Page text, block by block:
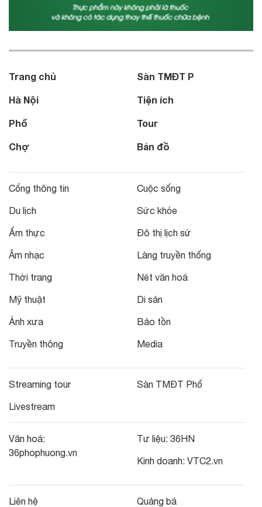
Trang chủ
Hà Nội
Phố
Chợ
Sàn TMĐT P
Tiện ích
Tour
Bản đồ
Cổng thông tin
Du lịch
Ẩm thực
Âm nhạc
Thời trang
Mỹ thuật
Ảnh xưa
Truyền thông
Cuộc sống
Sức khỏe
Đô thị lịch sử
Làng truyền thống
Nét văn hoá
Di sản
Bảo tồn
Media
Streaming tour
Livestream
Sàn TMĐT Phố
Văn hoá:
36phophuong.vn
Tư liệu: 36HN
Kinh doanh: VTC2.vn
Liên hệ Quảng bá